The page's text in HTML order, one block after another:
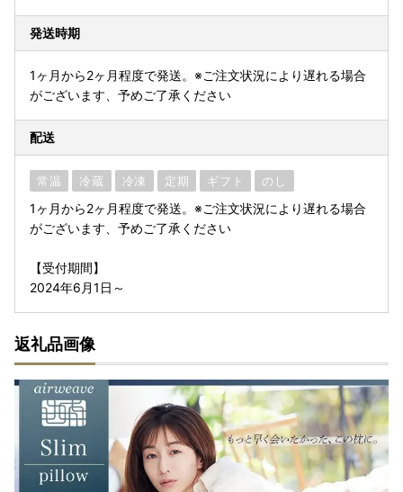
発送時期
1ヶ月から2ヶ月程度で発送。※ご注文状況により遅れる場合
がございます、予めご了承ください
配送
常温 冷蔵 冷凍 定期 ギフト のし
1ヶ月から2ヶ月程度で発送。※ご注文状況により遅れる場合
がございます、予めご了承ください
【受付期間】
2024年6月1日～
返礼品画像